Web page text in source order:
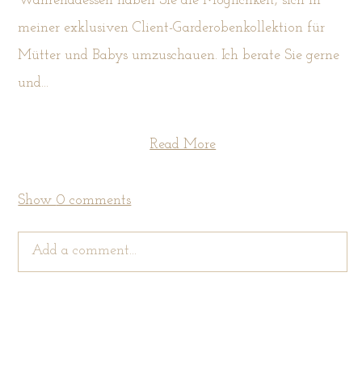
meiner exklusiven Client-Garderobenkollektion für
Mütter und Babys umzuschauen. Ich berate Sie gerne
und...
Read More
Show 0 comments
Add a comment...